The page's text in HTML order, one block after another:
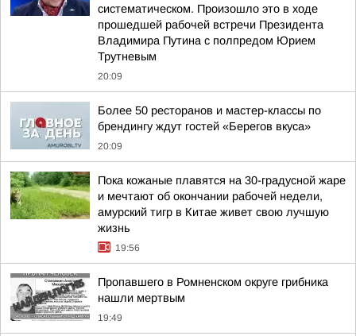
систематическом. Произошло это в ходе
прошедшей рабочей встречи Президента
Владимира Путина с полпредом Юрием
Трутневым
20:09
Более 50 ресторанов и мастер-классы по
брендингу ждут гостей «Берегов вкуса»
20:09
Пока кожаные плавятся на 30-градусной жаре
и мечтают об окончании рабочей недели,
амурский тигр в Китае живет свою лучшую
жизнь
19:56
Пропавшего в Ромненском округе грибника
нашли мертвым
19:49